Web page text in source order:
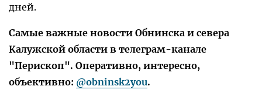
дней.
Самые важные новости Обнинска и севера
Калужской области в телеграм-канале
"Перископ". Оперативно, интересно,
объективно: @obninsk2you.